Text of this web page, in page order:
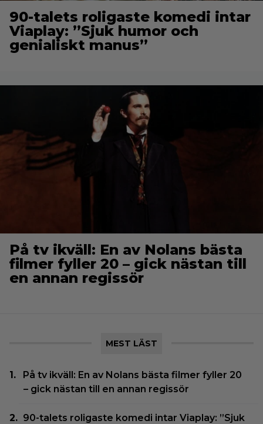
90-talets roligaste komedi intar
Viaplay: ”Sjuk humor och
genialiskt manus”
På tv ikväll: En av Nolans bästa
filmer fyller 20 – gick nästan till
en annan regissör
MEST LÄST
På tv ikväll: En av Nolans bästa filmer fyller 20
– gick nästan till en annan regissör
90-talets roligaste komedi intar Viaplay: ”Sjuk